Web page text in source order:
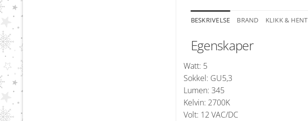
BESKRIVELSE BRAND KLIKK & HENT
Egenskaper
Watt: 5
Sokkel: GU5,3
Lumen: 345
Kelvin: 2700K
Volt: 12 VAC/DC